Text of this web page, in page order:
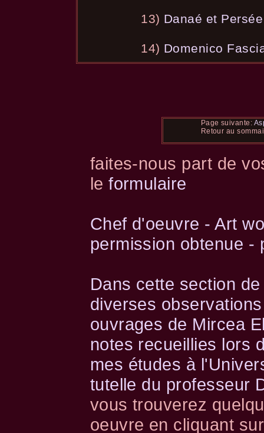
13) Danaé et Persée
14) Domenico
Page suivante:
Retour au
faites-nous part de
leformulaire
Chef d'oeuvre - Art
permission obtenue -
Dans cette section
diverses
ouvrages de Mircea
notes recueillies lors
mes études à
tutelle du professeur
vous trouverez
oeuvre en cliquant